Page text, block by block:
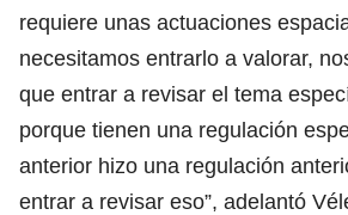
requiere unas actuaciones
necesitamos entrarlo a valorar,
que entrar a revisar el tema
porque tienen una regulación
anterior hizo una regulación
entrar a revisar eso”, adelantó